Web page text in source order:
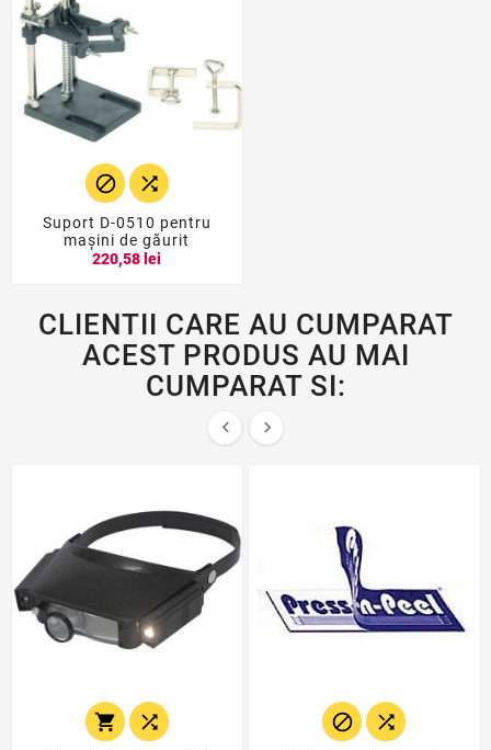
 
Suport D-0510 pentru
maşini de găurit
220,58 lei
CLIENTII CARE AU CUMPARAT
ACEST PRODUS AU MAI
CUMPARAT SI:
 
   